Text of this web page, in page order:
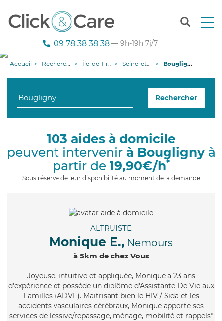
T
n
g
i
09 78 38 38 38 — 9h-19h 7j/7
Accueil Recherche aide à domicile Île-de-France Seine-et-Marne Bougligny
Rechercher
103 aides à domicile
peuvent intervenir à Bouglignyà
partir de 19,90€/h*
Sous réserve de leur disponibilité au moment de la demande
ALTRUISTE
Monique E., Nemours
à 5km de chez Vous
Joyeuse, intuitive et appliquée, Monique a 23 ans
d'expérience et possède un diplôme d'Assistante De Vie aux
Familles (ADVF). Maitrisant bien le HIV / Sida et les
accidents vasculaires cérébraux, Monique apporte ses
services de lessive/repassage, ménage, mobilité et rappels*